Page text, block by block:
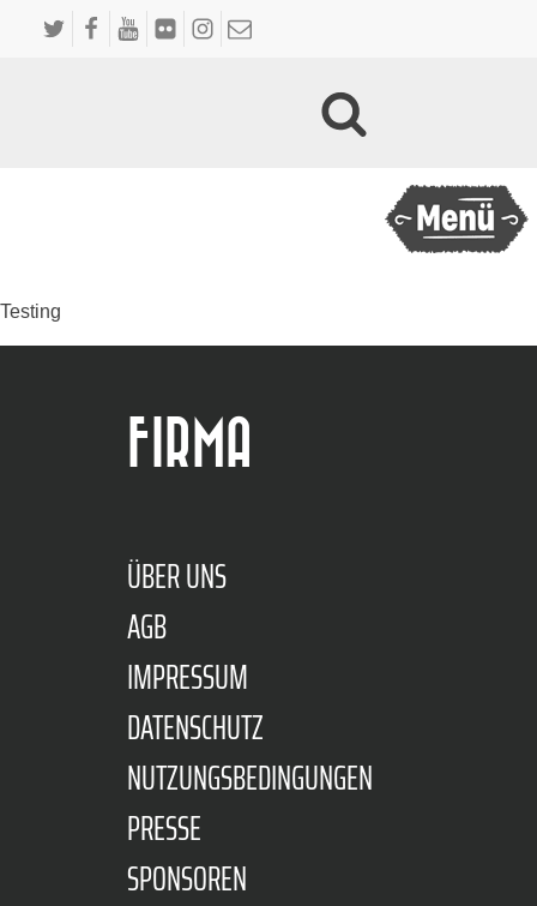
Testing
FIRMA
ÜBER UNS
AGB
IMPRESSUM
DATENSCHUTZ
NUTZUNGSBEDINGUNGEN
PRESSE
SPONSOREN